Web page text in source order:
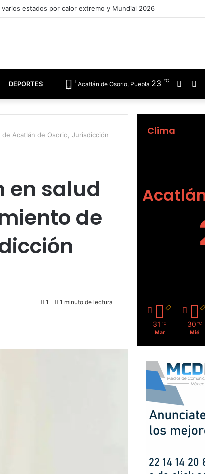
laboral y no discriminación
DEPORTES Acatlán de Osorio, Puebla 23 ℃
Acatlán de Osorio, Jurisdicción
en salud
de
1 1 minuto de lectura
Clima
31 ℃
Mar
30 ℃
Mié